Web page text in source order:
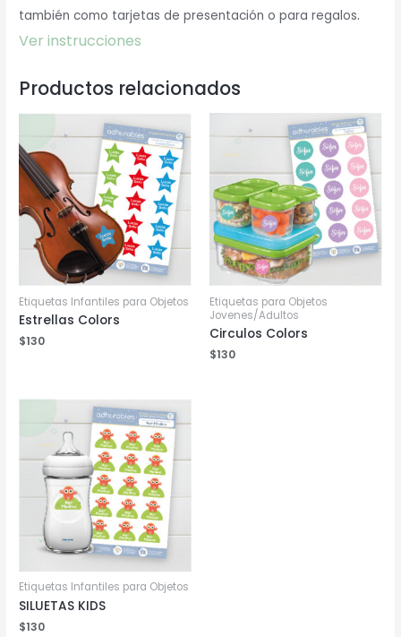
también como tarjetas de presentación o para regalos.
Ver instrucciones
Productos relacionados
Etiquetas Infantiles para Objetos
Estrellas Colors
$130
Etiquetas para Objetos
Jovenes/Adultos
Circulos Colors
$130
Etiquetas Infantiles para Objetos
SILUETAS KIDS
$130